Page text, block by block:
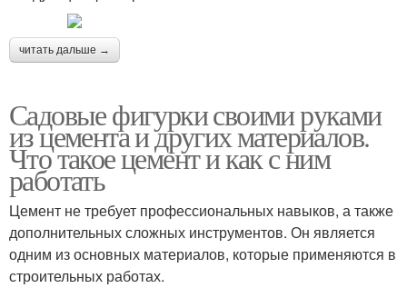
читать дальше →
Садовые фигурки своими руками
из цемента и других материалов.
Что такое цемент и как с ним
работать
Цемент не требует профессиональных навыков, а также
дополнительных сложных инструментов. Он является
одним из основных материалов, которые применяются в
строительных работах.